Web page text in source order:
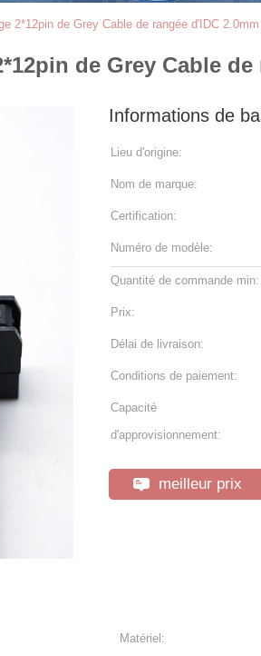
2*12pin de Grey Cable de rangée d'IDC 2.0mm
de Grey Cable de
Informations de
Lieu d'origine:
Nom de marque:
Certification:
Numéro de modèle:
Quantité de commande min:
Prix:
Délai de livraison:
Conditions de paiement:
Capacité
d'approvisionnement:
meilleur prix
Matériel: